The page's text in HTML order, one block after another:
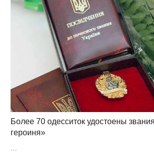
Более 70 одесситок удостоены
героиня»